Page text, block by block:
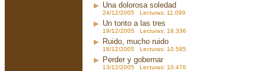
Una dolorosa soledad
24/12/2005 Lecturas: 11.099
Un tonto a las tres
19/12/2005 Lecturas: 18.336
Ruido, mucho ruido
18/12/2005 Lecturas: 10.585
Perder y gobernar
13/12/2005 Lecturas: 10.476